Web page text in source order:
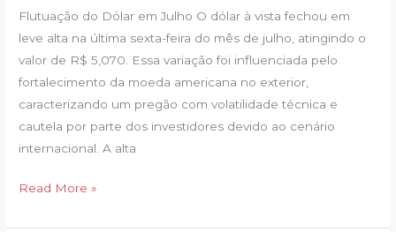
Flutuação do Dólar em Julho O dólar à vista fechou em
leve alta na última sexta-feira do mês de julho, atingindo o
valor de R$ 5,070. Essa variação foi influenciada pelo
fortalecimento da moeda americana no exterior,
caracterizando um pregão com volatilidade técnica e
cautela por parte dos investidores devido ao cenário
internacional. A alta
recua
quase
2%
em
dois
de
Read More »